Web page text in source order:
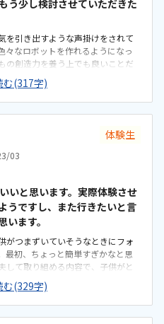
う少し検討させていただきた
を引き出すような声掛けをされて
々なロボットを作れるようになっ
の創造力を養う上でも良いことだ
は高いのですが、自宅からは距離
個人的にやや難があります。想像
。個人が集中できるスペースは確
はないかもしれませんが。他の教
と先生に褒められて、嬉しそうに
で楽しくロボット製作をできて
む(317字)
体験生
03
いと思います。実際体験させ
うですし、また行きたいと言
ます。
がつまずいていそうなときにフォ
最初、ちょっと簡単すぎかなと思
して取り組める内容で、子供がと
思います。駐輪場があるので便利
大きな交差点があるので、そこは
徒さんが話しかけてくれたり、出
り、一緒にロボットで遊んでくれ
む(329字)